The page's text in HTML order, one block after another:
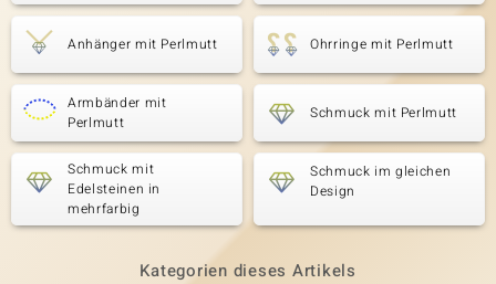
Anhänger mit Perlmutt Ohrringe mit Perlmutt
Armbänder mit
Perlmutt
Schmuck mit Perlmutt
Schmuck mit
Edelsteinen in
mehrfarbig
Schmuck im gleichen
Design
Kategorien dieses Artikels